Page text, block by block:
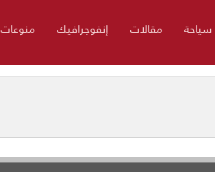
سياحة مقالات إنفوجرافيك منوعات